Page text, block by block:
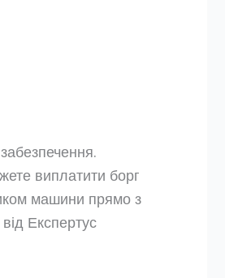
виплатити борг
машини прямо з
Експертус